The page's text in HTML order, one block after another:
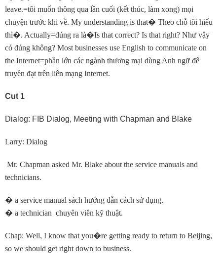
leave.=tôi muốn thông qua lần cuối (kết thúc, làm xong) mọi
chuyện trước khi về. My understanding is that� Theo chỗ tôi hiểu
thì�. Actually=đúng ra là�Is that correct? Is that right? Như vậy
có đúng không? Most businesses use English to communicate on
the Internet=phần lớn các ngành thương mại dùng Anh ngữ để
truyền đạt trên liên mạng Internet.
Cut 1
Dialog: FIB Dialog, Meeting with Chapman and Blake
Larry: Dialog
Mr. Chapman asked Mr. Blake about the service manuals and
technicians.
� a service manual sách hướng dẫn cách sử dụng.
� a technician chuyên viên kỹ thuật.
Chap: Well, I know that you�re getting ready to return to Beijing,
so we should get right down to business.